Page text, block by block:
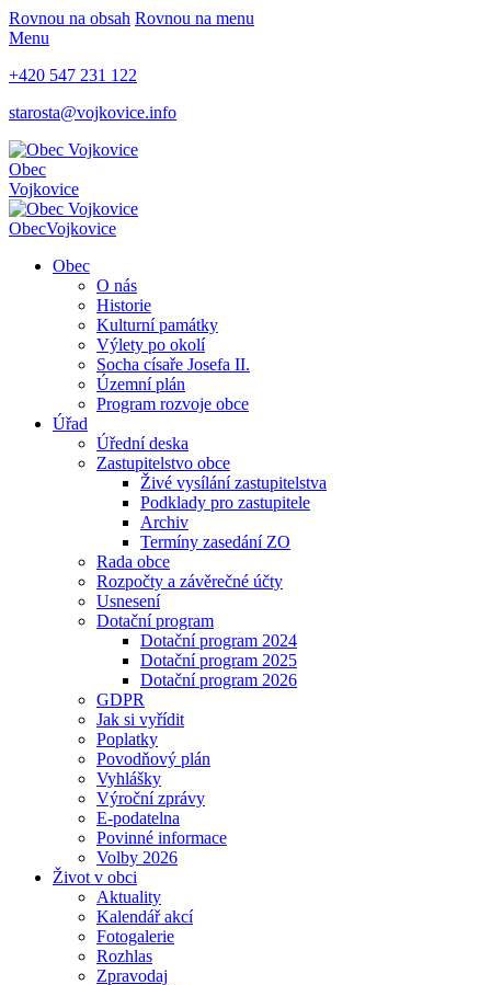
Rovnou na obsah Rovnou na menu
Menu
+420 547 231 122
starosta@vojkovice.info
Obec
Vojkovice
ObecVojkovice
Obec
O nás
Historie
Kulturní památky
Výlety po okolí
Socha císaře Josefa II.
Územní plán
Program rozvoje obce
Úřad
Úřední deska
Zastupitelstvo obce
Živé vysílání zastupitelstva
Podklady pro zastupitele
Archiv
Termíny zasedání ZO
Rada obce
Rozpočty a závěrečné účty
Usnesení
Dotační program
Dotační program 2024
Dotační program 2025
Dotační program 2026
GDPR
Jak si vyřídit
Poplatky
Povodňový plán
Vyhlášky
Výroční zprávy
E-podatelna
Povinné informace
Volby 2026
Život v obci
Aktuality
Kalendář akcí
Fotogalerie
Rozhlas
Zpravodaj